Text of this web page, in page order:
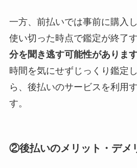
一方、前払いでは事前に購入
使い切った時点で鑑定が終了す
分を聞き逃す可能性がありま
時間を気にせずじっくり鑑定
ら、後払いのサービスを利用
す。
②後払いのメリット・デメ